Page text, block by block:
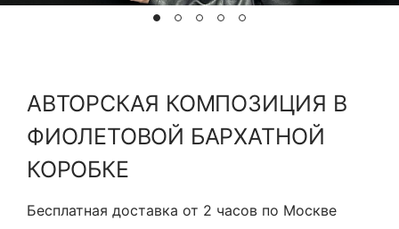
АВТОРСКАЯ КОМПОЗИЦИЯ В
ФИОЛЕТОВОЙ БАРХАТНОЙ
КОРОБКЕ
Бесплатная доставка от 2 часов по Москве